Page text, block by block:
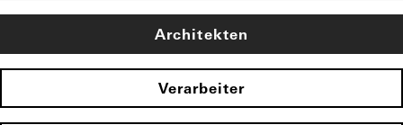
Architekten
Verarbeiter